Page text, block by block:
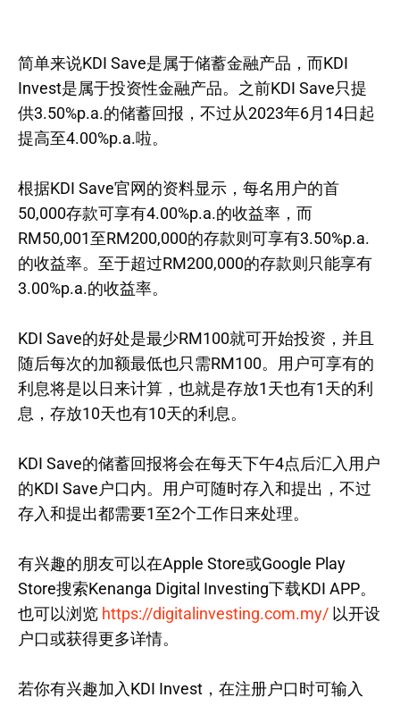
简单来说KDI Save是属于储蓄金融产品，而KDI
Invest是属于投资性金融产品。之前KDI Save只提
供3.50%p.a.的储蓄回报，不过从2023年6月14日起
提高至4.00%p.a.啦。
根据KDI Save官网的资料显示，每名用户的首
50,000存款可享有4.00%p.a.的收益率，而
RM50,001至RM200,000的存款则可享有3.50%p.a.
的收益率。至于超过RM200,000的存款则只能享有
3.00%p.a.的收益率。
KDI Save的好处是最少RM100就可开始投资，并且
随后每次的加额最低也只需RM100。用户可享有的
利息将是以日来计算，也就是存放1天也有1天的利
息，存放10天也有10天的利息。
KDI Save的储蓄回报将会在每天下午4点后汇入用户
的KDI Save户口内。用户可随时存入和提出，不过
存入和提出都需要1至2个工作日来处理。
有兴趣的朋友可以在Apple Store或Google Play
Store搜索Kenanga Digital Investing下载KDI APP。
也可以浏览 https://digitalinvesting.com.my/ 以开设
户口或获得更多详情。
若你有兴趣加入KDI Invest，在注册户口时可输入